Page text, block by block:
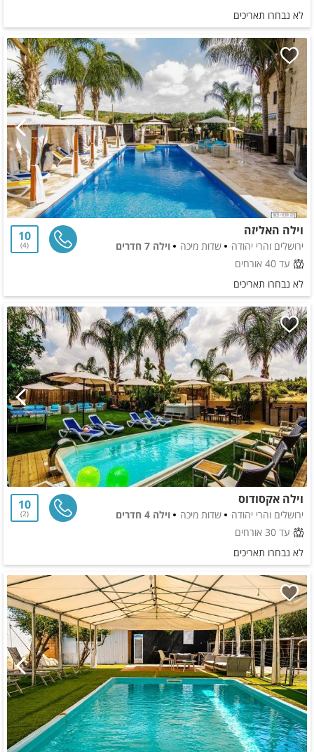
לא נבחרו תאריכים
וילה האליזה
ירושלים והרי יהודה שדות מיכה
וילה 7 חדרים
עד 40 אורחים
10
4
לא נבחרו תאריכים
וילה אקסודוס
ירושלים והרי יהודה שדות מיכה
וילה 4 חדרים
עד 30 אורחים
10
2
לא נבחרו תאריכים